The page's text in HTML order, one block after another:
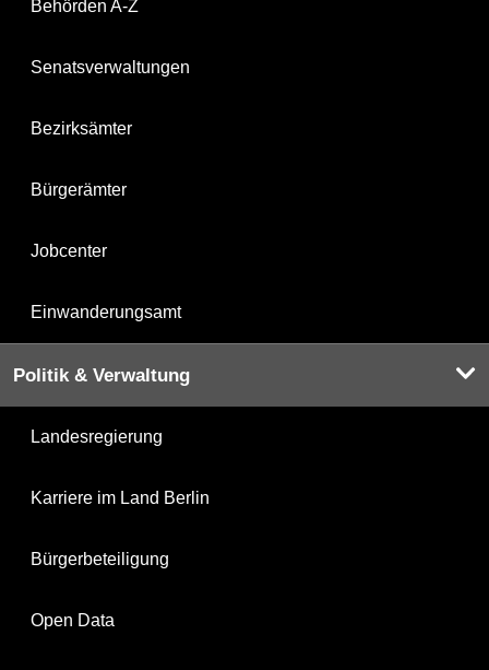
Behörden A-Z
Senatsverwaltungen
Bezirksämter
Bürgerämter
Jobcenter
Einwanderungsamt
Politik & Verwaltung
Landesregierung
Karriere im Land Berlin
Bürgerbeteiligung
Open Data